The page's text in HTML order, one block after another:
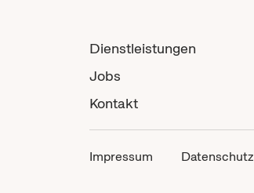
Dienstleistungen
Jobs
Kontakt
Impressum Datenschutz